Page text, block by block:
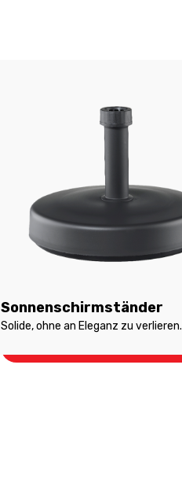
Sonnenschirmständer
Solide, ohne an Eleganz zu verlieren.